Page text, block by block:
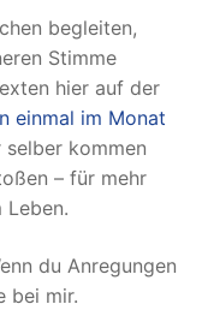
begleiten,
Stimme
hier auf der
einmal im Monat
kommen
– für mehr
Leben.
du Anregungen
bei mir.